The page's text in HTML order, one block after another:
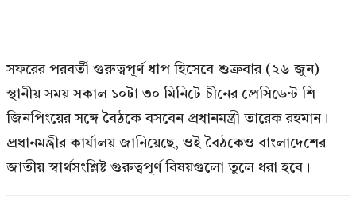
সফরের পরবর্তী গুরুত্বপূর্ণ ধাপ হিসেবে শুক্রবার (২৬ জুন)
স্থানীয় সময় সকাল ১০টা ৩০ মিনিটে চীনের প্রেসিডেন্ট শি
জিনপিংয়ের সঙ্গে বৈঠকে বসবেন প্রধানমন্ত্রী তারেক রহমান।
প্রধানমন্ত্রীর কার্যালয় জানিয়েছে, ওই বৈঠকেও বাংলাদেশের
জাতীয় স্বার্থসংশ্লিষ্ট গুরুত্বপূর্ণ বিষয়গুলো তুলে ধরা হবে।